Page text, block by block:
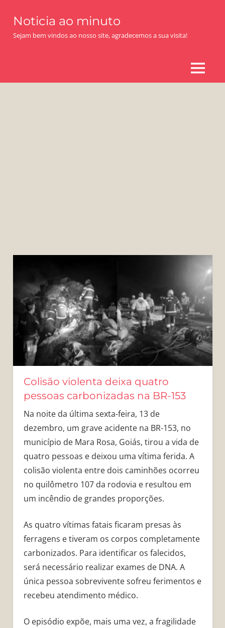
content
Noticia ao minuto
Sejam bem vindos ao nosso site, agradecemos a sua visita!
MENU
Colisão violenta deixa quatro
pessoas carbonizadas na BR-153
Na noite da última sexta-feira, 13 de
dezembro, um grave acidente na BR-153, no
município de Mara Rosa, Goiás, tirou a vida de
quatro pessoas e deixou uma vítima ferida. A
colisão violenta entre dois caminhões ocorreu
no quilômetro 107 da rodovia e resultou em
um incêndio de grandes proporções.
As quatro vítimas fatais ficaram presas às
ferragens e tiveram os corpos completamente
carbonizados. Para identificar os falecidos,
será necessário realizar exames de DNA. A
única pessoa sobrevivente sofreu ferimentos e
recebeu atendimento médico.
O episódio expõe, mais uma vez, a fragilidade